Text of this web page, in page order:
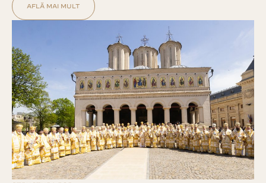
AFLĂ MAI MULT